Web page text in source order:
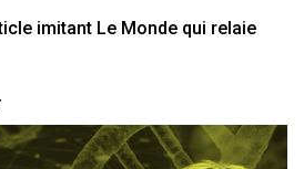
imitant Le Monde qui relaie